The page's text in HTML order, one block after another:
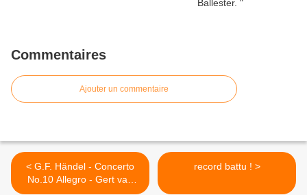
Commentaires
Ajouter un commentaire
< G.F. Händel - Concerto
No.10 Allegro - Gert van
Hoef
record battu ! >